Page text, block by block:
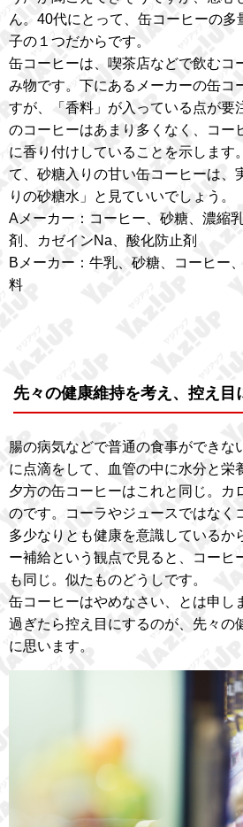
ん。40代にとって、缶コーヒーの多
子の１つだからです。
缶コーヒーは、喫茶店などで飲むコ
み物です。下にあるメーカーの缶コ
すが、「香料」が入っている点が要
のコーヒーはあまり多くなく、コー
に香り付けしていることを示します
て、砂糖入りの甘い缶コーヒーは、
りの砂糖水」と見ていいでしょう。
Aメーカー：コーヒー、砂糖、濃縮
剤、カゼインNa、酸化防止剤
Bメーカー：牛乳、砂糖、コーヒー
料
先々の健康維持を考え、控え目
腸の病気などで普通の食事ができな
に点滴をして、血管の中に水分と栄
夕方の缶コーヒーはこれと同じ。カ
のです。コーラやジュースではなく
多少なりとも健康を意識しているか
ー補給という観点で見ると、コーヒ
も同じ。似たものどうしです。
缶コーヒーはやめなさい、とは申し
過ぎたら控え目にするのが、先々の
に思います。